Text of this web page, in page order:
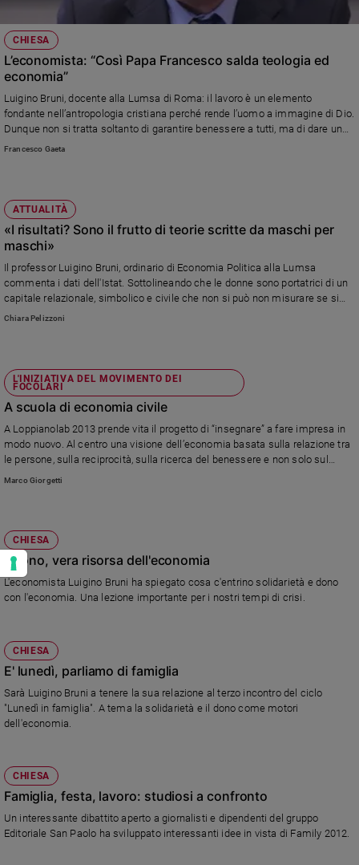
CHIESA
L’economista: “Così Papa Francesco salda teologia ed
economia”
Luigino Bruni, docente alla Lumsa di Roma: il lavoro è un elemento
fondante nell’antropologia cristiana perché rende l’uomo a immagine di Dio.
Dunque non si tratta soltanto di garantire benessere a tutti, ma di dare un
lavoro a ciascuno. Per rendere ognuno “autentica creatura”.
Francesco Gaeta
ATTUALITÀ
«I risultati? Sono il frutto di teorie scritte da maschi per
maschi»
Il professor Luigino Bruni, ordinario di Economia Politica alla Lumsa
commenta i dati dell'Istat. Sottolineando che le donne sono portatrici di un
capitale relazionale, simbolico e civile che non si può non misurare se si
guarda alla capacità di reddito economico e morale.
Chiara Pelizzoni
L'INIZIATIVA DEL MOVIMENTO DEI
FOCOLARI
A scuola di economia civile
A Loppianolab 2013 prende vita il progetto di “insegnare” a fare impresa in
modo nuovo. Al centro una visione dell’economia basata sulla relazione tra
le persone, sulla reciprocità, sulla ricerca del benessere e non solo sul
perseguimento della ricchezza.
Marco Giorgetti
CHIESA
Il dono, vera risorsa dell'economia
L'economista Luigino Bruni ha spiegato cosa c'entrino solidarietà e dono
con l'economia. Una lezione importante per i nostri tempi di crisi.
CHIESA
E' lunedì, parliamo di famiglia
Sarà Luigino Bruni a tenere la sua relazione al terzo incontro del ciclo
"Lunedì in famiglia". A tema la solidarietà e il dono come motori
dell'economia.
CHIESA
Famiglia, festa, lavoro: studiosi a confronto
Un interessante dibattito aperto a giornalisti e dipendenti del gruppo
Editoriale San Paolo ha sviluppato interessanti idee in vista di Family 2012.